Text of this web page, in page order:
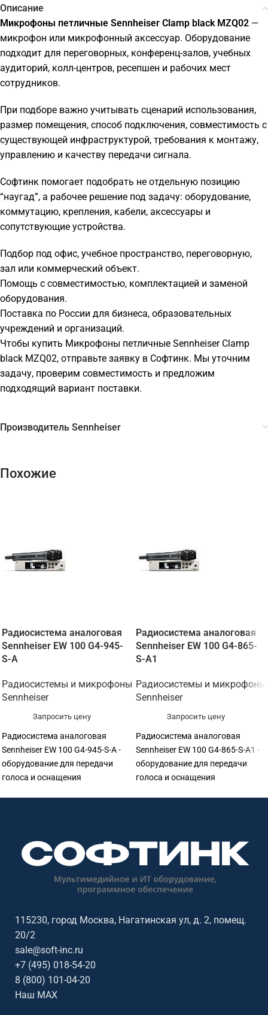
Описание
Микрофоны петличные Sennheiser Clamp black MZQ02 —
микрофон или микрофонный аксессуар. Оборудование
подходит для переговорных, конференц-залов, учебных
аудиторий, колл-центров, ресепшен и рабочих мест
сотрудников.
При подборе важно учитывать сценарий использования,
размер помещения, способ подключения, совместимость с
существующей инфраструктурой, требования к монтажу,
управлению и качеству передачи сигнала.
Софтинк помогает подобрать не отдельную позицию
“наугад”, а рабочее решение под задачу: оборудование,
коммутацию, крепления, кабели, аксессуары и
сопутствующие устройства.
Подбор под офис, учебное пространство, переговорную,
зал или коммерческий объект.
Помощь с совместимостью, комплектацией и заменой
оборудования.
Поставка по России для бизнеса, образовательных
учреждений и организаций.
Чтобы купить Микрофоны петличные Sennheiser Clamp
black MZQ02, отправьте заявку в Софтинк. Мы уточним
задачу, проверим совместимость и предложим
подходящий вариант поставки.
Производитель Sennheiser
Похожие
Радиосистема аналоговая
Sennheiser EW 100 G4-945-
S-A
Радиосистемы и микрофоны
Sennheiser
Запросить цену
Радиосистема аналоговая
Sennheiser EW 100 G4-945-S-A -
оборудование для передачи
голоса и оснащения
мест сотрудников. Софтинк
помогает подобрать
оборудование под задачу,
помещение, совместимость и
Sennheiser.
Радиосистема аналоговая
Sennheiser EW 100 G4-865-
S-A1
Радиосистемы и микрофоны
Sennheiser
Запросить цену
Радиосистема аналоговая
Sennheiser EW 100 G4-865-S-A1 -
оборудование для передачи
голоса и оснащения
мест сотрудников. Софтинк
помогает подобрать
оборудование под задачу,
помещение, совместимость и
115230, город Москва, Нагатинская ул, д. 2, помещ.
20/2
sale@soft-inc.ru
+7 (495) 018-54-20
8 (800) 101-04-20
Наш MAX